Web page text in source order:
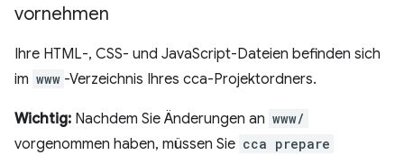
vornehmen
Ihre HTML-, CSS- und JavaScript-Dateien befinden sich
im www -Verzeichnis Ihres cca-Projektordners.
Wichtig: Nachdem Sie Änderungen an www/
vorgenommen haben, müssen Sie cca prepare